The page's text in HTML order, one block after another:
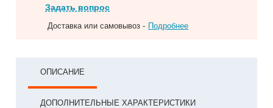
Задать вопрос
Доставка или самовывоз - Подробнее
ОПИСАНИЕ
ДОПОЛНИТЕЛЬНЫЕ ХАРАКТЕРИСТИКИ